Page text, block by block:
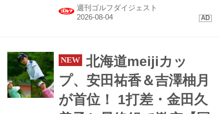
た。 週刊ゴルフダイジェスト
北海道meijiカッ
プ、安田祐香＆吉澤柚月
が首位！ 1打差・金田久